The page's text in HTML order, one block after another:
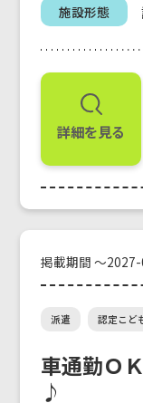
施設形態
詳細を見る
掲載期間 ～
派遣 認定こど
車通勤Ｏ
♪